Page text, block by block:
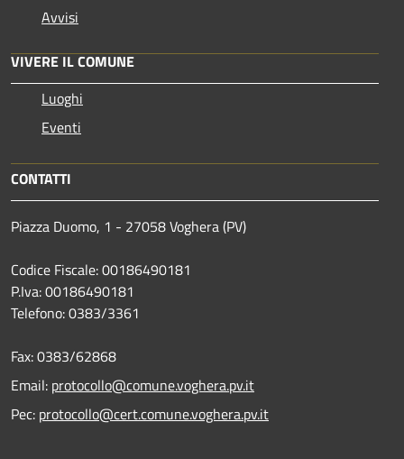
Avvisi
VIVERE IL COMUNE
Luoghi
Eventi
CONTATTI
Piazza Duomo, 1 - 27058 Voghera (PV)
Codice Fiscale: 00186490181
P.Iva: 00186490181
Telefono:0383/3361
Fax:0383/62868
Email: protocollo@comune.voghera.pv.it
Pec: protocollo@cert.comune.voghera.pv.it